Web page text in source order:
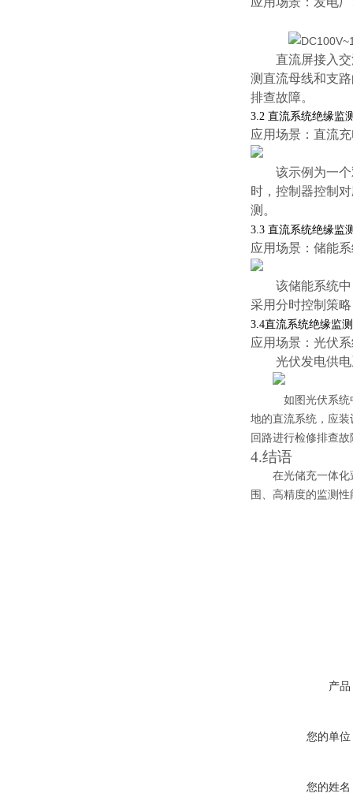
应用场景：发电
直流屏接入
测直流母线和支
排查故障。
3.2 直流系统绝缘监
应用场景：直流
该示例为一
时，控制器控制
测。
3.3 直流系统绝缘监
应用场景：储能
该储能系统
采用分时控制策
3.4直流系统绝缘监
应用场景：光伏
光伏发电供
如图光伏系
地的直流系统，应
回路进行检修排查
4.结语
在光储充一体
围、高精度的监测
产品
您的单位
您的姓名